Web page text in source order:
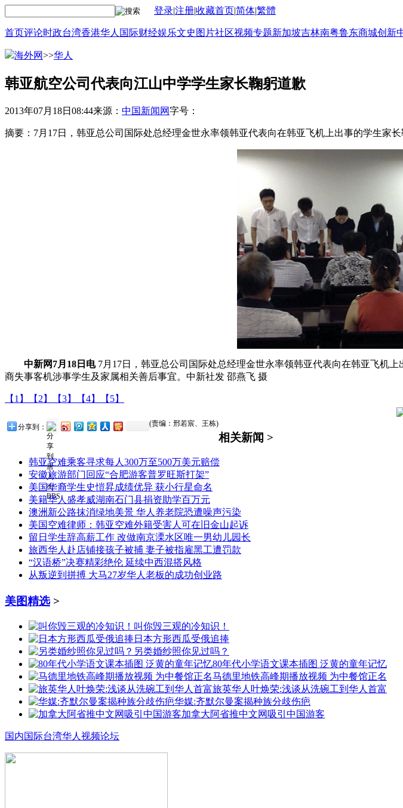
登录|注册|收藏首页|简体|繁體
首页评论时政台湾香港华人 国际财经娱乐文史 图片社区视频专题新加坡吉林南粤鲁东商城创新
海外网>>华人
韩亚航空公司代表向江山中学学生家长鞠躬道歉
2013年07月18日08:44来源： 中国新闻网字号：
摘要：7月17日，韩亚总公司国际处总经理金世永率领韩亚代表向在韩亚飞机上出事的学生家长
中新网7月18日电7月17日，韩亚总公司国际处总经理金世永率领韩亚代表向在韩亚飞机
商失事客机涉事学生及家属相关善后事宜。中新社发 邵燕飞 摄
【1】 【2】 【3】 【4】 【5】
分享到： (责编：邢若宸、王栋)
相关新闻 >
韩亚空难乘客寻求每人300万至500万美元赔偿
安徽旅游部门回应“合肥游客普罗旺斯打架”
美国华裔学生史愷昇成绩优异 获小行星命名
美籍华人盛孝威湖南石门县捐资助学百万元
澳洲新公路抹消绿地美景 华人养老院恐遭噪声污染
美国空难律师：韩亚空难外籍受害人可在旧金山起诉
留日学生辞高薪工作 改做南京溧水区唯一男幼儿园长
旅西华人赴店铺接孩子被捕 妻子被指雇黑工遭罚款
“汉语桥”决赛精彩绝伦 延续中西混搭风格
从叛逆到拼搏 大马27岁华人老板的成功创业路
美图精选>
叫你毁三观的冷知识！
日本方形西瓜受俄追捧
另类婚纱照你见过吗？
80年代小学语文课本插图 泛黄的童年记忆
马德里地铁高峰期播放视频 为中餐馆正名
旅英华人叶焕荣:浅谈从洗碗工到华人首富
华媒:齐默尔曼案揭种族分歧伤疤
加拿大阿省推中文网吸引中国游客
国内国际台湾华人 视频论坛